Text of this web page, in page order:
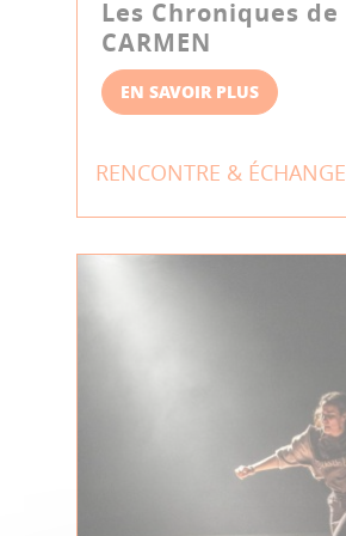
Les Chroniques de
CARMEN
EN SAVOIR PLUS
RENCONTRE & ÉCHANGE